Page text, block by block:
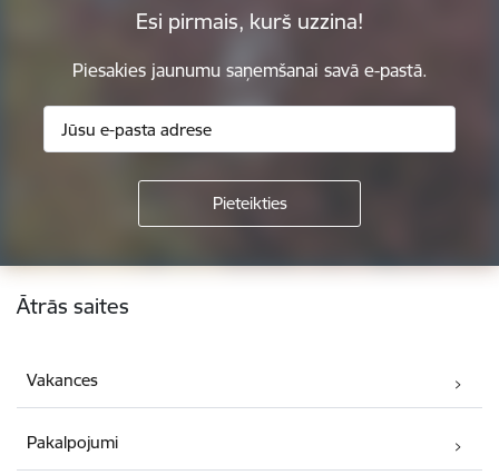
Esi pirmais, kurš uzzina!
Piesakies jaunumu saņemšanai savā e-pastā.
Kājene
Ātrās saites
Vakances
Pakalpojumi